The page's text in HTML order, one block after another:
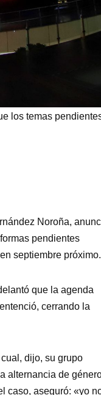
los temas
Noroña,
pendientes
septiembre próximo.
que la agenda
cerrando la
dijo, su grupo
alternancia de
caso, aseguró: «yo